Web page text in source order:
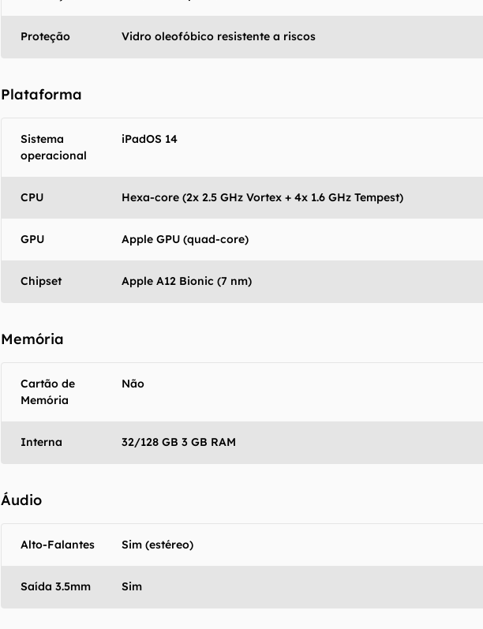
Proteção Vidro oleofóbico resistente a riscos
Plataforma
Sistema
operacional
iPadOS 14
CPU Hexa-core (2x 2.5 GHz Vortex + 4x 1.6 GHz Tempest)
GPU Apple GPU (quad-core)
Chipset Apple A12 Bionic (7 nm)
Memória
Cartão de
Memória
Não
Interna 32/128 GB 3 GB RAM
Áudio
Alto-Falantes Sim (estéreo)
Saída 3.5mm Sim